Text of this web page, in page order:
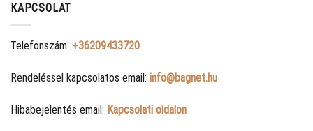
KAPCSOLAT
Telefonszám: +36209433720
Rendeléssel kapcsolatos email: info@bagnet.hu
Hibabejelentés email: Kapcsolati oldalon